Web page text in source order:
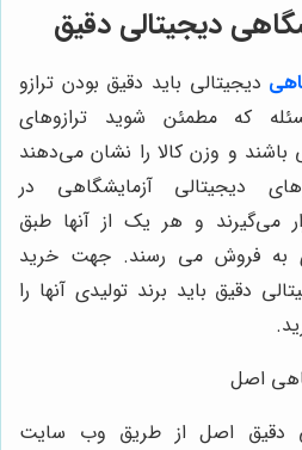
دیجیتالی دقیق
دیجیتالی باید دقیق بودن ترازو
که مطمئن شوید ترازوهای
و وزن کالا را نشان می‌دهند
دیجیتالی آزمایشگاهی در
می‌گیرند و هر یک از آنها طبق
به فروش می‌ رسند. جهت خرید
دقیق باید برند تولیدی آنها را
اصل
دقیق اصل از طریق وب سایت